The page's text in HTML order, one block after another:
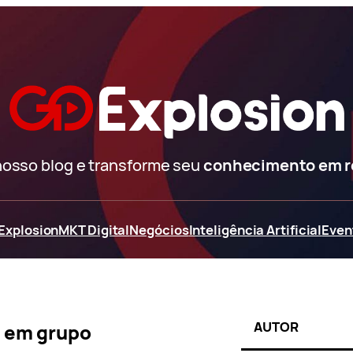
blog e transforme seuconhecimento em
MKT DigitalNegóciosInteligência Artificial
grupo
AUTOR